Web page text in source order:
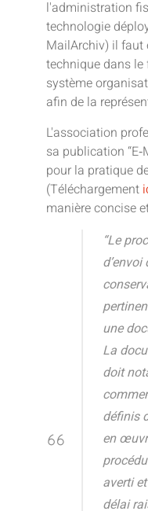
l'administration
technologie
MailArchiv) il faut
technique dans
système
afin de la
L'association
sa publication
pour la pratique
(Téléchargement
manière concise
“Le
une
La
doit
définis
en
averti
délai